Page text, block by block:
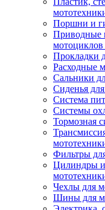
Поршни и
Приводные
Прокладки
Расходные
Сальники
Сиденья
Система
Системы
Тормозная
Фильтры
Цилиндры
Чехлы для
Шины для